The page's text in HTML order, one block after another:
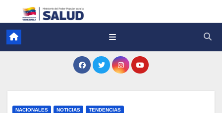
NACIONALES NOTICIAS TENDENCIAS